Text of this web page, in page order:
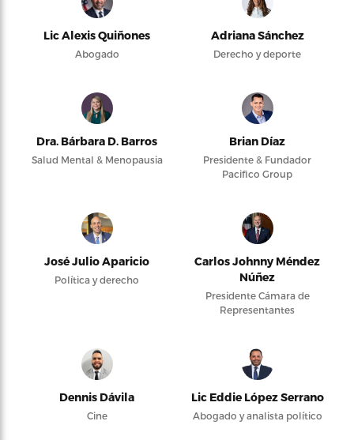
Lic Alexis Quiñones
Abogado
Adriana Sánchez
Derecho y deporte
Dra. Bárbara D. Barros
Salud Mental & Menopausia
Brian Díaz
Presidente & Fundador
Pacifico Group
José Julio Aparicio
Política y derecho
Carlos Johnny Méndez
Núñez
Presidente Cámara de
Representantes
Dennis Dávila
Cine
Lic Eddie López Serrano
Abogado y analista político